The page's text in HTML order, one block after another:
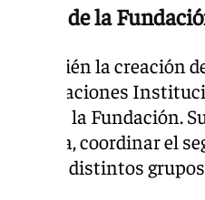
dentro de la
también la creación
y Relaciones
de la Fundación.
externa, coordinar el
con los distintos